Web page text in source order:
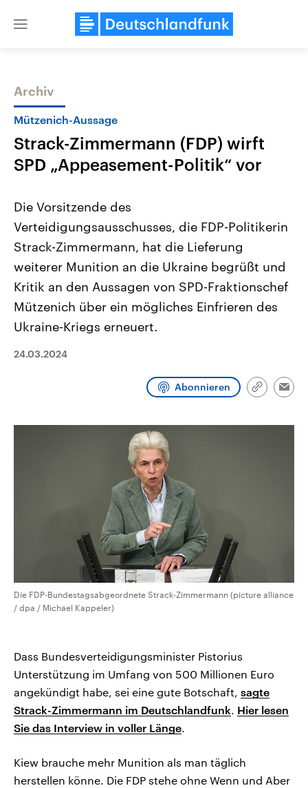
Close
Themen
Landtagswahl Sachsen-Anhalt
2026
Alle Informationen
Sachsen-Anhalt wählt am 6.
September 2026 einen neuen
Landtag. Seit 2021 wird das
Bundesland von einer Koalition aus
Umfragen, Prognosen,
und Hintergründe zu den Parteien
und Kandidaten der anstehenden
USA
Aktuelle Beiträge,
Hintergründe
Wirtschaftlich und
gehören die Vereinigten
den mächtigsten Ländern
mit großem Einfluss auf
Sendungen
Archiv
Mützenich-Aussage
Strack-Zimmermann (FDP) wirft
SPD „Appeasement-Politik“ vor
Die Vorsitzende des
Verteidigungsausschusses, die FDP-Politikerin
Strack-Zimmermann, hat die Lieferung
weiterer Munition an die Ukraine begrüßt und
Kritik an den Aussagen von SPD-Fraktionschef
Mützenich über ein mögliches Einfrieren des
Ukraine-Kriegs erneuert.
24.03.2024
Abonnieren
Link
Die FDP-Bundestagsabgeordnete Strack-Zimmermann (picture alliance
/ dpa / Michael Kappeler)
Dass Bundesverteidigungsminister Pistorius
Unterstützung im Umfang von 500 Millionen Euro
angekündigt habe, sei eine gute Botschaft, sagte
Strack-Zimmermann im Deutschlandfunk. Hier lesen
Sie das Interview in voller Länge.
Kiew brauche mehr Munition als man täglich
herstellen könne. Die FDP stehe ohne Wenn und Aber